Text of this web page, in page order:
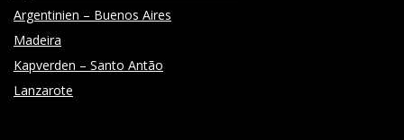
Argentinien – Buenos Aires
Madeira
Kapverden – Santo Antão
Lanzarote